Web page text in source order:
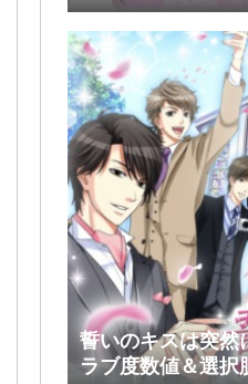
半(大和・レン・
誓いのキスは突然
ラブ度数値＆選択